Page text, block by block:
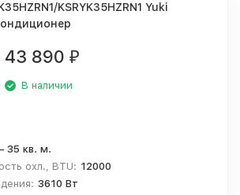
KSRYK35HZRN1 Yuki
43 890 ₽
В наличии
35 кв. м.
охл., BTU: 12000
3610 Вт